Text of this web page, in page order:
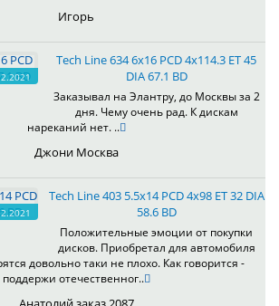
Игорь
Tech Line 634 6x16 PCD 4x114.3 ET 45
DIA 67.1 BD
Заказывал на Элантру, до Москвы за 2
дня. Чему очень рад. К дискам
нареканий нет. ..
Джони Москва
Tech Line 403 5.5x14 PCD 4x98 ET 32 DIA
58.6 BD
Положительные эмоции от покупки
дисков. Приобретал для автомобиля
довольно таки не плохо. Как говорится -
поддержи отечественног..